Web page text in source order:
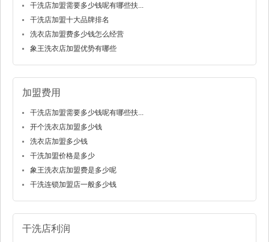
干洗店加盟需要多少钱呢有哪些扶...
干洗店加盟十大品牌排名
洗衣店加盟费多少钱怎么经营
象王洗衣店加盟优势有哪些
加盟费用
干洗店加盟需要多少钱呢有哪些扶...
开个洗衣店加盟多少钱
洗衣店加盟多少钱
干洗加盟价格是多少
象王洗衣店加盟费是多少呢
干洗连锁加盟店一般多少钱
干洗店利润